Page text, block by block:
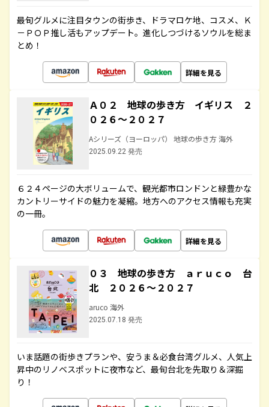
最旬グルメに注目タウンの街歩き、ドラマロケ地、コスメ、Ｋ
－ＰＯＰ推し活もアップデート。進化しつづけるソウルを総ま
とめ！
詳細を見る
Ａ０２ 地球の歩き方 イギリス ２
０２６～２０２７
Aシリーズ（ヨーロッパ） 地球の歩き方 海外
2025.09.22 発売
６２４ページの大ボリュームで、観光都市ロンドンと緑豊かな
カントリーサイドの魅力を凝縮。地方へのアクセス情報も充実
の一冊。
詳細を見る
０３ 地球の歩き方 ａｒｕｃｏ 台
北 ２０２６～２０２７
aruco 海外
2025.07.18 発売
いま話題の街歩きプランや、安うま＆必食台湾グルメ、人気上
昇中のリノベスポットに夜市など、最旬台北を先取り＆深掘
り！